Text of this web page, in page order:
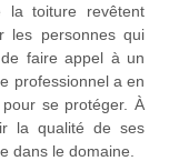
la toiture revêtent
les personnes qui
faire appel à un
professionnel a en
se protéger. À
la qualité de ses
dans le domaine.